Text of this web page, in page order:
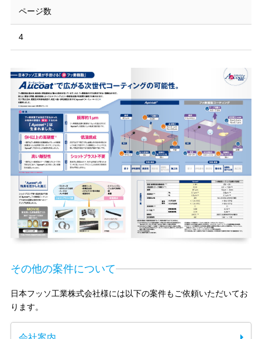
ページ数
4
その他の案件について
日本フッソ工業株式会社様には以下の案件もご依頼いただいてお
ります。